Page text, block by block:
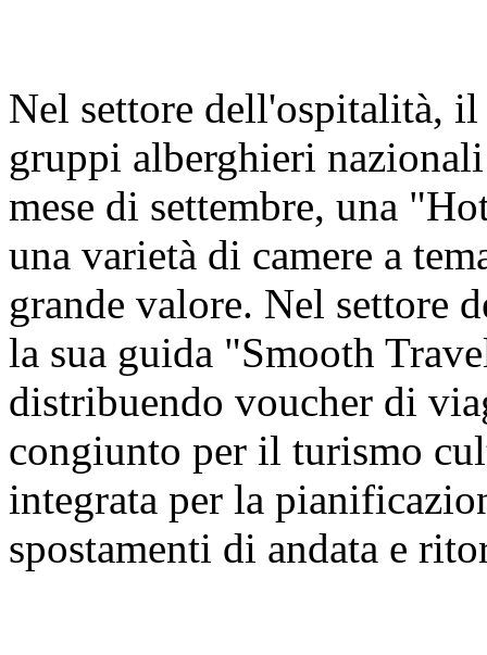
Nel settore dell'ospitalità,
gruppi alberghieri
mese di settembre, una
una varietà di camere a
grande valore. Nel settore
la sua guida "Smooth
distribuendo voucher di
congiunto per il turismo
integrata per la
spostamenti di andata e